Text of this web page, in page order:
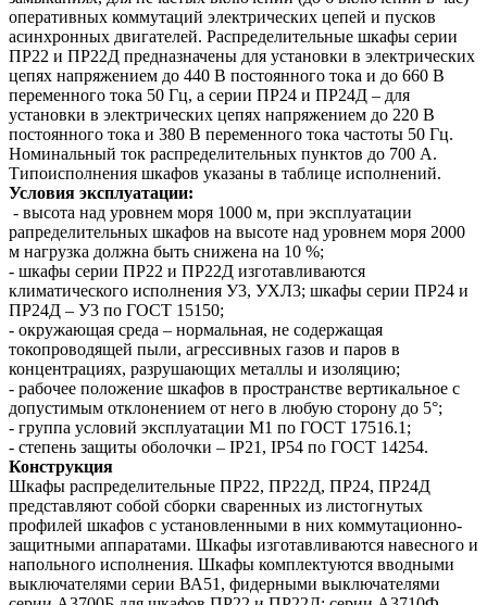
оперативных коммутаций электрических цепей и пусков
асинхронных двигателей. Распределительные шкафы серии
ПР22 и ПР22Д предназначены для установки в электрических
цепях напряжением до 440 В постоянного тока и до 660 В
переменного тока 50 Гц, а серии ПР24 и ПР24Д – для
установки в электрических цепях напряжением до 220 В
постоянного тока и 380 В переменного тока частоты 50 Гц.
Номинальный ток распределительных пунктов до 700 А.
Типоисполнения шкафов указаны в таблице исполнений.
Условия эксплуатации:
- высота над уровнем моря 1000 м, при эксплуатации
рапределительных шкафов на высоте над уровнем моря 2000
м нагрузка должна быть снижена на 10 %;
- шкафы серии ПР22 и ПР22Д изготавливаются
климатического исполнения У3, УХЛ3; шкафы серии ПР24 и
ПР24Д – У3 по ГОСТ 15150;
- окружающая среда – нормальная, не содержащая
токопроводящей пыли, агрессивных газов и паров в
концентрациях, разрушающих металлы и изоляцию;
- рабочее положение шкафов в пространстве вертикальное с
допустимым отклонением от него в любую сторону до 5°;
- группа условий эксплуатации М1 по ГОСТ 17516.1;
- степень защиты оболочки – IP21, IP54 по ГОСТ 14254.
Конструкция
Шкафы распределительные ПР22, ПР22Д, ПР24, ПР24Д
представляют собой сборки сваренных из листогнутых
профилей шкафов с установленными в них коммутационно-
защитными аппаратами. Шкафы изготавливаются навесного и
напольного исполнения. Шкафы комплектуются вводными
выключателями серии ВА51, фидерными выключателями